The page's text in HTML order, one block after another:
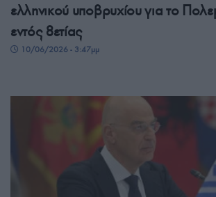
ελληνικού υποβρυχίου για το
εντός 8ετίας
10/06/2026 - 3:47μμ